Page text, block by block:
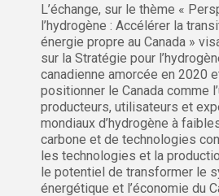
L’échange, sur le thème «
l’hydrogène : Accélérer la
énergie propre au Canada »
sur la Stratégie pour
canadienne amorcée en 2020
positionner le Canada comme
producteurs, utilisateurs et
mondiaux d’hydrogène à
carbone et de technologies
les technologies et la
le potentiel de transformer le
énergétique et l’économie du